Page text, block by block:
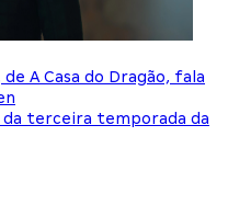
A Casa do Dragão, fala
da terceira temporada da